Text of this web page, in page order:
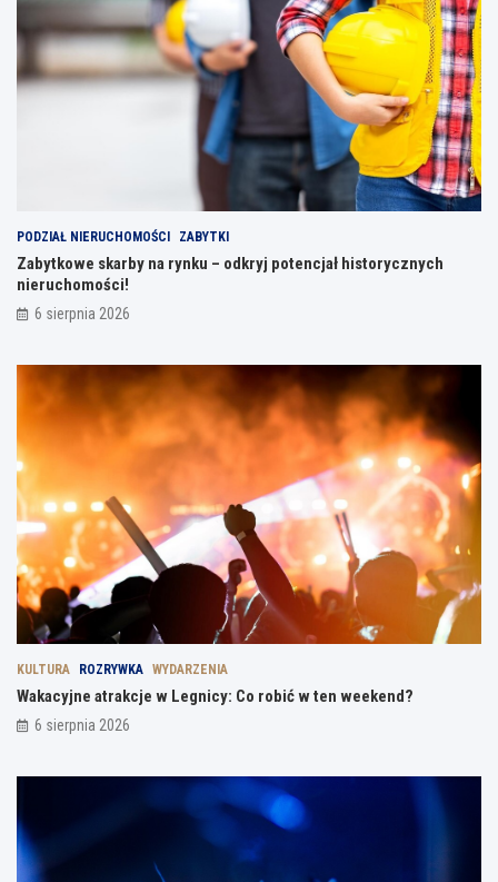
PODZIAŁ NIERUCHOMOŚCI ZABYTKI
Zabytkowe skarby na rynku – odkryj potencjał historycznych
nieruchomości!
6 sierpnia 2026
KULTURA ROZRYWKA WYDARZENIA
Wakacyjne atrakcje w Legnicy: Co robić w ten weekend?
6 sierpnia 2026